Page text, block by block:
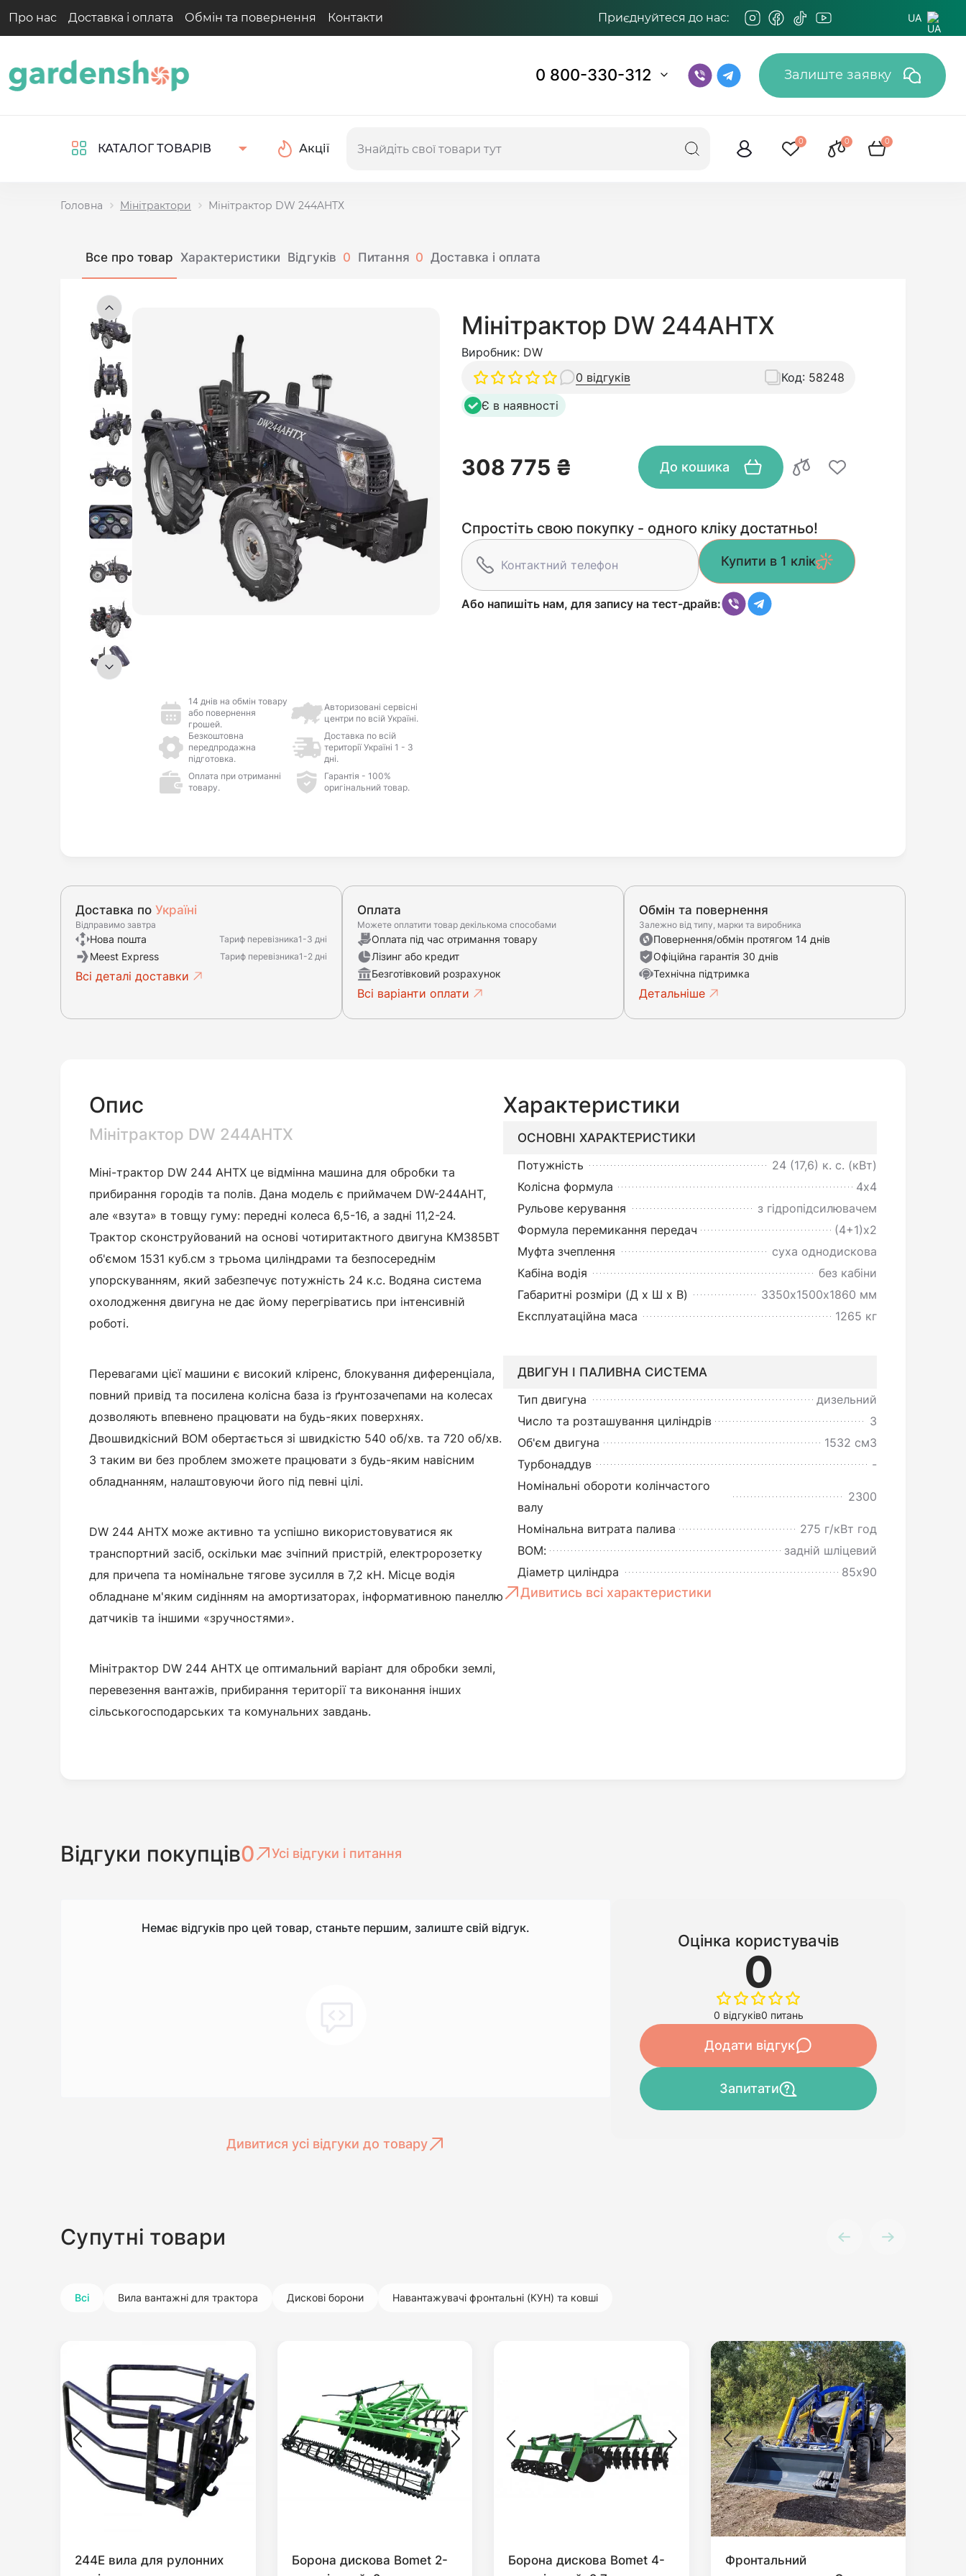
Про нас Доставка і оплата Обмін та повернення Контакти Приєднуйтеся до нас: UA
0 800-330-312 Залиште заявку
КАТАЛОГ ТОВАРІВ Акції
0 0 0
Головна Мінітрактори Мінітрактор DW 244AHTХ
Все про товар Характеристики Відгуків 0 Питання 0 Доставка і оплата
14 днів на обмін товару
або повернення
грошей.
Авторизовані сервісні
центри по всій Україні.
Безкоштовна
передпродажна
підготовка.
Доставка по всій
території Україні 1 - 3
дні.
Оплата при отриманні
товару.
Гарантія - 100%
оригінальний товар.
Мінітрактор DW 244AHTХ
Виробник: DW
0 відгуків
Код: 58248
Є в наявності
308 775 ₴ До кошика
Спростіть свою покупку - одного кліку достатньо!
Купити в 1 клік
Або напишіть нам, для запису на тест-драйв:
Доставка по Україні
Відправимо завтра
Нова пошта Тариф перевізника1-3 дні
Meest Express Тариф перевізника1-2 дні
Всі деталі доставки
Оплата
Можете оплатити товар декількома способами
Оплата під час отримання товару
Лізинг або кредит
Безготівковий розрахунок
Всі варіанти оплати
Обмін та повернення
Залежно від типу, марки та виробника
Повернення/обмін протягом 14 днів
Офіційна гарантія 30 днів
Технічна підтримка
Детальніше
Опис
Мінітрактор DW 244AHTХ
Міні-трактор DW 244 AHTX це відмінна машина для обробки та
прибирання городів та полів. Дана модель є приймачем DW-244AHT,
але «взута» в товщу гуму: передні колеса 6,5-16, а задні 11,2-24.
Трактор сконструйований на основі чотиритактного двигуна КМ385ВТ
об'ємом 1531 куб.см з трьома циліндрами та безпосереднім
упорскуванням, який забезпечує потужність 24 к.с. Водяна система
охолодження двигуна не дає йому перегріватись при інтенсивній
роботі.
Перевагами цієї машини є високий кліренс, блокування диференціала,
повний привід та посилена колісна база із ґрунтозачепами на колесах
дозволяють впевнено працювати на будь-яких поверхнях.
Двошвидкісний ВОМ обертається зі швидкістю 540 об/хв. та 720 об/хв.
З таким ви без проблем зможете працювати з будь-яким навісним
обладнанням, налаштовуючи його під певні цілі.
DW 244 AHTX може активно та успішно використовуватися як
транспортний засіб, оскільки має зчіпний пристрій, електророзетку
для причепа та номінальне тягове зусилля в 7,2 кН. Місце водія
обладнане м'яким сидінням на амортизаторах, інформативною панеллю
датчиків та іншими «зручностями».
Мінітрактор DW 244 AHTX це оптимальний варіант для обробки землі,
перевезення вантажів, прибирання території та виконання інших
сільськогосподарських та комунальних завдань.
Характеристики
ОСНОВНІ ХАРАКТЕРИСТИКИ
Потужність
24 (17,6) к. с. (кВт)
Колісна формула
4х4
Рульове керування
з гідропідсилювачем
Формула перемикання передач
(4+1)х2
Муфта зчеплення
суха однодискова
Кабіна водія
без кабіни
Габаритні розміри (Д х Ш х В)
3350х1500х1860 мм
Експлуатаційна маса
1265 кг
ДВИГУН І ПАЛИВНА СИСТЕМА
Тип двигуна
дизельний
Число та розташування циліндрів
3
Об'єм двигуна
1532 cм3
Турбонаддув
-
Номінальні обороти колінчастого
валу
2300
Номінальна витрата палива
275 г/кВт год
ВОМ:
задній шліцевий
Діаметр циліндра
85х90
Дивитись всі характеристики
Відгуки покупців0 Усі відгуки і питання
Немає відгуків про цей товар, станьте першим, залиште свій відгук.
Дивитися усі відгуки до товару
Оцінка користувачів
0
0 відгуків0 питань
Додати відгук
Запитати
Супутні товари
Всі Вила вантажні для трактора Дискові борони Навантажувачі фронтальні (КУН) та ковші
244E вила для рулонних
Борона дискова Bomet 2-
Борона дискова Bomet 4-
Фронтальний